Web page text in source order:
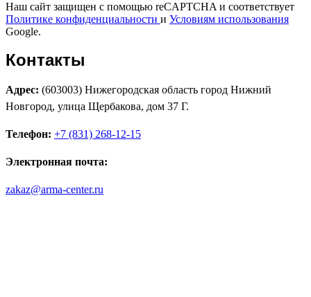
Наш сайт защищен с помощью reCAPTCHA и соответствует
Политике конфиденциальности и Условиям использования
Google.
Контакты
Адрес: (603003) Нижегородская область город Нижний
Новгород, улица Щербакова, дом 37 Г.
Телефон: +7 (831) 268-12-15
Электронная почта:
zakaz@arma-center.ru